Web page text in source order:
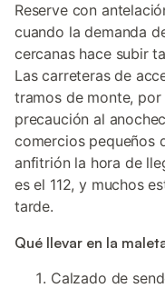
Reserve con
cuando la demanda
cercanas hace subir
Las carreteras de
tramos de monte,
precaución al
comercios pequeños
anfitrión la hora de
es el 112, y muchos
tarde.
Qué llevar en la
Calzado de